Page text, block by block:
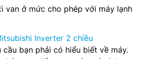
van ở mức cho phép với máy lạnh
Inverter 2 chiều
cầu bạn phải có hiểu biết về máy.